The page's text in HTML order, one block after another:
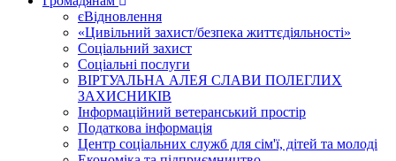
єВідновлення
«Цивільний захист/безпека життєдіяльності»
Соціальний захист
Соціальні послуги
ВІРТУАЛЬНА АЛЕЯ СЛАВИ ПОЛЕГЛИХ
ЗАХИСНИКІВ
Інформаційний ветеранський простір
Податкова інформація
Центр соціальних служб для сім'ї, дітей та молоді